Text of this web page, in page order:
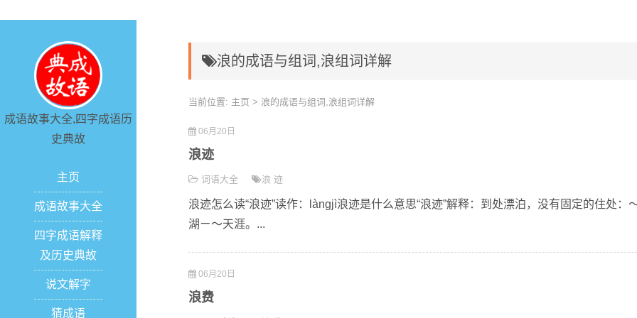
成语故事大全,四字成语历
史典故
主页
成语故事大全
四字成语解释
及历史典故
说文解字
猜成语
浪的成语与组词,浪组词详解
当前位置: 主页 > 浪的成语与组词,浪组词详解
06月20日
浪迹
词语大全 浪 迹
浪迹怎么读“浪迹”读作：làngjì浪迹是什么意思“浪迹”解释：到处漂泊，没有固定的住处：
湖ㄧ～天涯。...
06月20日
浪费